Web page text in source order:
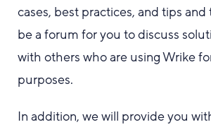
cases, best practices, and tips and
be a forum for you to discuss
with others who are using Wrike
purposes.
In addition, we will provide you